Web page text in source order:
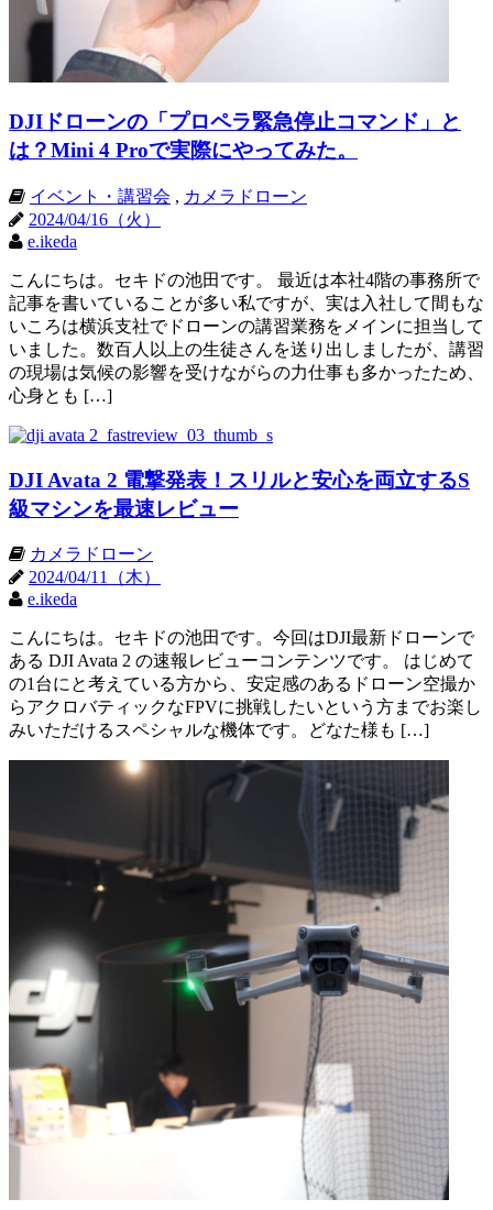
DJIドローンの「プロペラ緊急停止コマンド」と
は？Mini 4 Proで実際にやってみた。
イベント・講習会 , カメラドローン
2024/04/16（火）
e.ikeda
こんにちは。セキドの池田です。 最近は本社4階の事務所で
記事を書いていることが多い私ですが、実は入社して間もな
いころは横浜支社でドローンの講習業務をメインに担当して
いました。数百人以上の生徒さんを送り出しましたが、講習
の現場は気候の影響を受けながらの力仕事も多かったため、
心身とも […]
DJI Avata 2 電撃発表！スリルと安心を両立するS
級マシンを最速レビュー
カメラドローン
2024/04/11（木）
e.ikeda
こんにちは。セキドの池田です。今回はDJI最新ドローンで
ある DJI Avata 2 の速報レビューコンテンツです。 はじめて
の1台にと考えている方から、安定感のあるドローン空撮か
らアクロバティックなFPVに挑戦したいという方までお楽し
みいただけるスペシャルな機体です。どなた様も […]